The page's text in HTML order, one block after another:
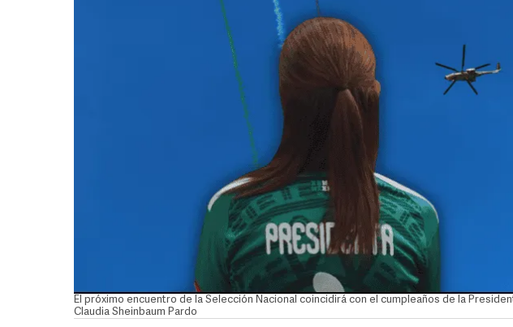
El próximo encuentro de la Selección Nacional coincidirá con el cumpleaños de la
Claudia Sheinbaum Pardo